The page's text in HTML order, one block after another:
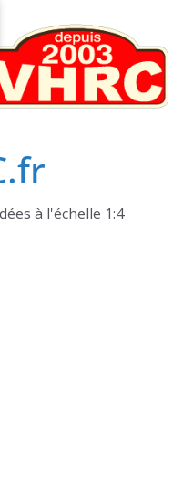
à l'échelle 1:4